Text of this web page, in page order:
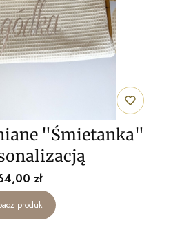
"Śmietanka"
zł
produkt